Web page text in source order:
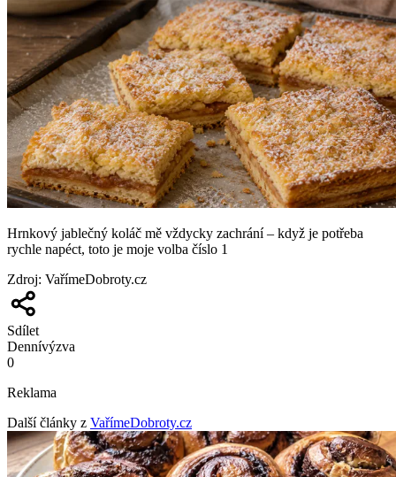
Hrnkový jablečný koláč mě vždycky zachrání – když je potřeba
rychle napéct, toto je moje volba číslo 1
Zdroj: VařímeDobroty.cz
Sdílet
Dennívýzva
0
Reklama
Další články z VařímeDobroty.cz